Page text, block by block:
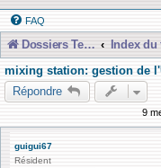
FAQ
Dossiers Techniques Index
mixing station: gestion de
Répondre
9
guigui67
Résident